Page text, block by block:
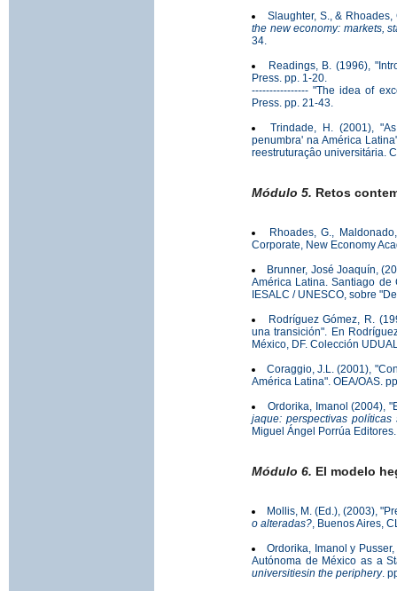
Slaughter, S., &
the new economy: markets,
34.
Readings, B. (1996),
Press. pp. 1-20.
---------------- "The idea of
Press. pp. 21-43.
Trindade, H. (2001),
penumbra' na América
reestruturaçâo universitária.
Módulo 5. Retos
Rhoades, G.,
Corporate, New Economy
Brunner, José Joaquín,
América Latina. Santiago
IESALC / UNESCO, sobre
Rodríguez Gómez, R.
una transición". En
México, DF. Colección
Coraggio, J.L. (2001),
América Latina". OEA/OAS.
Ordorika, Imanol (2004),
jaque: perspectivas
Miguel Ángel Porrúa
Módulo 6. El modelo
Mollis, M. (Ed.), (2003),
o alteradas?, Buenos Aires,
Ordorika, Imanol y
Autónoma de México as a
universitiesin the periphery.